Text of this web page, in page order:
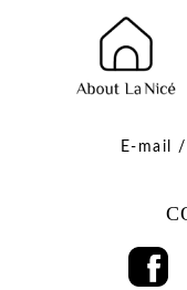
E-mail